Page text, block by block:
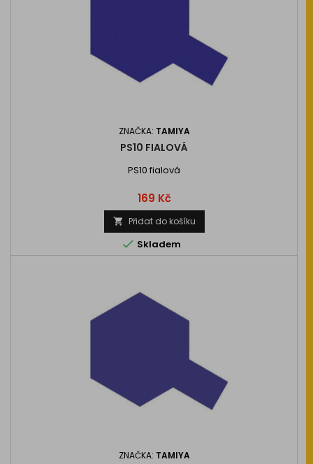
ZNAČKA: TAMIYA
PS10 FIALOVÁ
PS10 fialová
Cena
169 Kč
 Přidat do košíku
 Skladem
ZNAČKA: TAMIYA